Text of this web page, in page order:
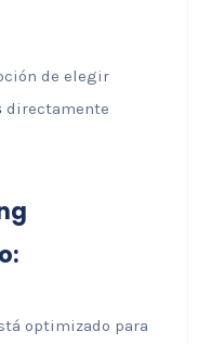
de elegir
directamente
optimizado para